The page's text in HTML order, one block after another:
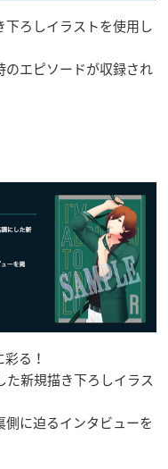
ろしイラストを使用し
エピソードが収録され
る！
た新規描き下ろしイラス
に迫るインタビューを